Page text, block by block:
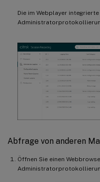
Die im Webplayer
Abfrage von anderen
Öffnen Sie einen